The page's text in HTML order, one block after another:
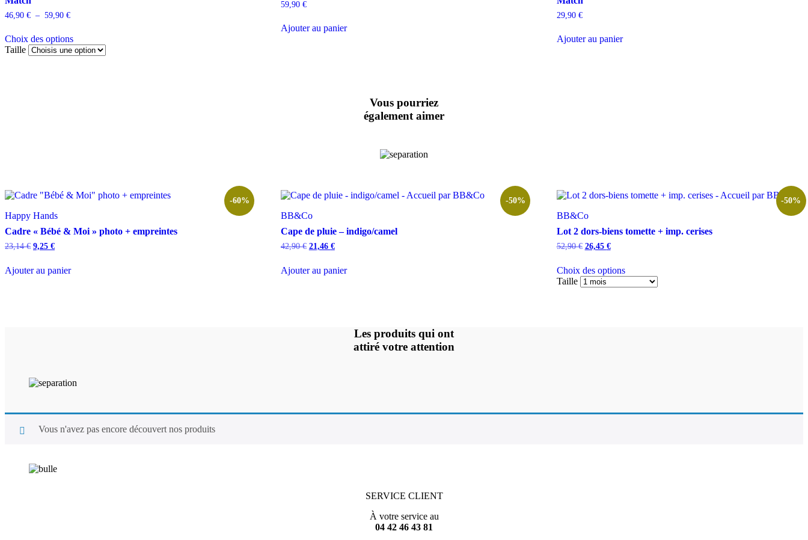
46,90 € – 59,90 €Plage
46,90 €
à
Choix des options
Taille
page
du
produit
59,90 €
Ajouter au panier
29,90 €
Ajouter au panier
Vous pourriez
également aimer
-60%
Happy Hands
Cadre « Bébé & Moi » photo + empreintes
23,14€ Le
était :
9,25 €Le
est :
Ajouter au panier
-50%
BB&Co
Cape de pluie – indigo/camel
42,90€ Le
était :
21,46 €Le
est :
Ajouter au panier
-50%
BB&Co
Lot 2 dors-biens tomette + imp. cerises
52,90€ Le
était :
52,90 €.
26,45 €Le
est :
Choix des options
Taille
la
Les produits qui ont
attiré votre attention
Vous n'avez pas encore découvert nos produits
SERVICE CLIENT
À votre service au
04 42 46 43 81